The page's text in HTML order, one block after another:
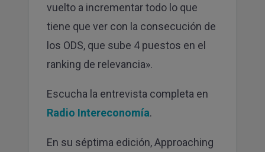
vuelto a incrementar todo lo que
tiene que ver con la consecución de
los ODS, que sube 4 puestos en el
ranking de relevancia».
Escucha la entrevista completa en
Radio Intereconomía
En su séptima edición, Approaching